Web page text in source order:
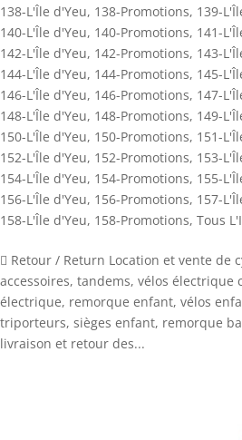
138-L'Île d'Yeu, 138-Promotions, 139-
140-L'Île d'Yeu, 140-Promotions, 141-
142-L'Île d'Yeu, 142-Promotions, 143-
144-L'Île d'Yeu, 144-Promotions, 145-
146-L'Île d'Yeu, 146-Promotions, 147-
148-L'Île d'Yeu, 148-Promotions, 149-
150-L'Île d'Yeu, 150-Promotions, 151-
152-L'Île d'Yeu, 152-Promotions, 153-
154-L'Île d'Yeu, 154-Promotions, 155-
156-L'Île d'Yeu, 156-Promotions, 157-
158-L'Île d'Yeu, 158-Promotions, Tous
 Retour / Return Location et vente de
accessoires, tandems, vélos électrique
électrique, remorque enfant, vélos
triporteurs, sièges enfant, remorque
livraison et retour des...